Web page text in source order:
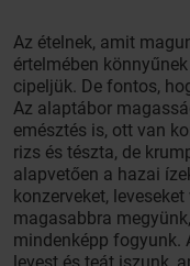
Az ételnek, amit
értelmében
cipeljük. De fontos,
Az alaptábor
emésztés is, ott van
rizs és tészta, de
alapvetően a hazai
konzerveket,
magasabbra
mindenképp fogyunk.